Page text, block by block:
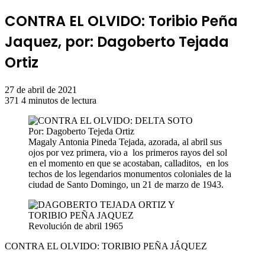
CONTRA EL OLVIDO: Toribio Peña
Jaquez, por: Dagoberto Tejada
Ortiz
27 de abril de 2021
371 4 minutos de lectura
Magaly Antonia Pineda Tejada, azorada, al abril sus
ojos por vez primera, vio a los primeros rayos del sol
en el momento en que se acostaban, calladitos, en los
techos de los legendarios monumentos coloniales de la
ciudad de Santo Domingo, un 21 de marzo de 1943.
Revolución de abril 1965
CONTRA EL OLVIDO: TORIBIO PEÑA JÁQUEZ